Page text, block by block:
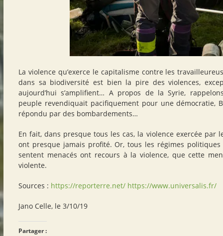
La violence qu’exerce le capitalisme contre les
dans sa biodiversité est bien la pire des violences,
aujourd’hui s’amplifient… A propos de la Syrie,
peuple revendiquait pacifiquement pour une démocratie,
répondu par des bombardements…
En fait, dans presque tous les cas, la violence exercée par
ont presque jamais profité. Or, tous les régimes politiques
sentent menacés ont recours à la violence, que cette
violente.
Sources : https://reporterre.net/ https://www.universalis.fr/
Jano Celle, le 3/10/19
Partager :